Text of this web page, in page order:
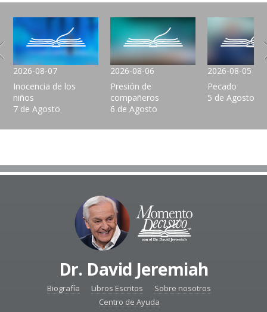
2026-08-07
Inocencia de los
niños
7 de Agosto
2026-08-06
Presión de
compañeros
6 de Agosto
2026-08-05
Pecado
5 de Agosto
Dr. David Jeremiah
Biografía Libros Escritos
Sobre nosotros
Centro de Ayuda